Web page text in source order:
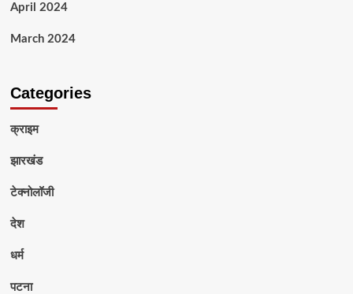
April 2024
March 2024
Categories
क्राइम
झारखंड
टेक्नोलॉजी
देश
धर्म
पटना